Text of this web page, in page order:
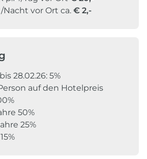
Nacht vor Ort ca. € 2,-
28.02.26: 5%
auf den Hotelpreis
50%
25%